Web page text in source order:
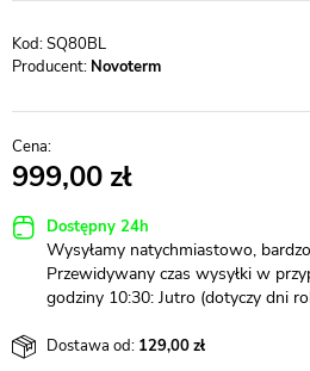
SQ80BL
Producent: Novoterm
999,00
Dostępny 24h
Wysyłamy natychmiastowo,
Przewidywany czas wysyłki w
godziny 10:30: Jutro (dotyczy dni
Dostawa od: 129,00